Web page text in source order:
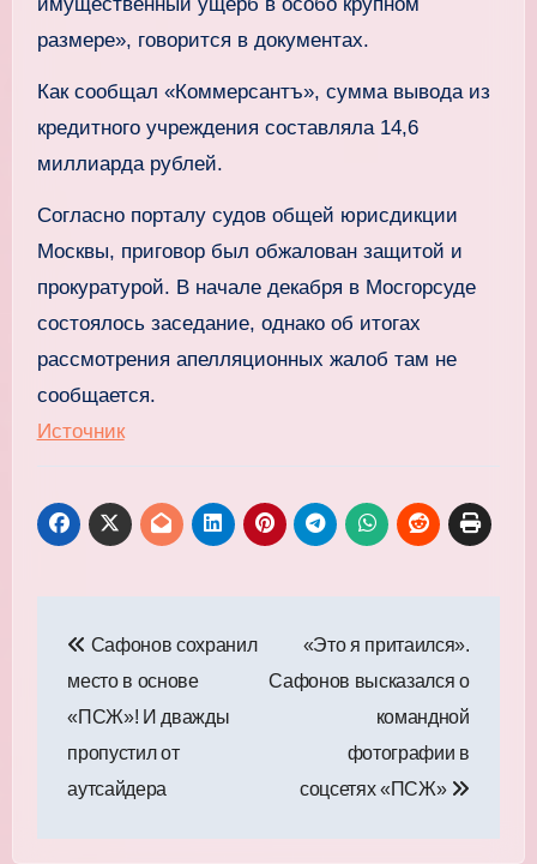
размере», говорится в документах.
Как сообщал «Коммерсантъ», сумма вывода из
кредитного учреждения составляла 14,6
миллиарда рублей.
Согласно порталу судов общей юрисдикции
Москвы, приговор был обжалован защитой и
прокуратурой. В начале декабря в Мосгорсуде
состоялось заседание, однако об итогах
рассмотрения апелляционных жалоб там не
сообщается.
Источник
по
записям
Сафонов сохранил
место в основе
«ПСЖ»! И дважды
пропустил от
аутсайдера
«Это я притаился».
Сафонов высказался о
командной
фотографии в
соцсетях «ПСЖ»